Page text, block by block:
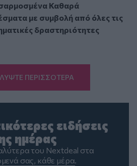
Καθαρά
με συμβολή από όλες τις
δραστηριότητες
ΠΕΡΙΣΣΟΤΕΡΑ
ειδήσεις
ημέρας
του Nextdeal στα
σας, κάθε μέρα.